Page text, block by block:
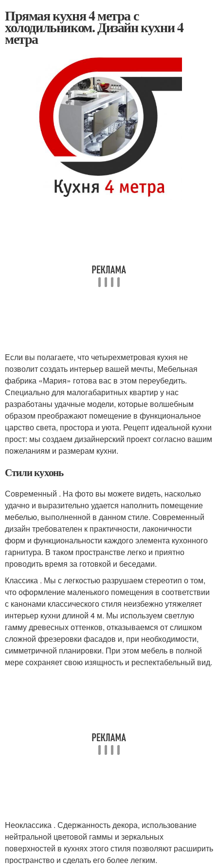
Прямая кухня 4 метра с
холодильником. Дизайн кухни 4
метра
Если вы полагаете, что четырехметровая кухня не
позволит создать интерьер вашей мечты, Мебельная
фабрика «Мария» готова вас в этом переубедить.
Специально для малогабаритных квартир у нас
разработаны удачные модели, которые волшебным
образом преображают помещение в функциональное
царство света, простора и уюта. Рецепт идеальной кухни
прост: мы создаем дизайнерский проект согласно вашим
пожеланиям и размерам кухни.
Стили кухонь
Современный . На фото вы можете видеть, насколько
удачно и выразительно удается наполнить помещение
мебелью, выполненной в данном стиле. Современный
дизайн требователен к практичности, лаконичности
форм и функциональности каждого элемента кухонного
гарнитура. В таком пространстве легко и приятно
проводить время за готовкой и беседами.
Классика . Мы с легкостью разрушаем стереотип о том,
что оформление маленького помещения в соответствии
с канонами классического стиля неизбежно утяжеляет
интерьер кухни длиной 4 м. Мы используем светлую
гамму древесных оттенков, отказываемся от слишком
сложной фрезеровки фасадов и, при необходимости,
симметричной планировки. При этом мебель в полной
мере сохраняет свою изящность и респектабельный вид.
Неоклассика . Сдержанность декора, использование
нейтральной цветовой гаммы и зеркальных
поверхностей в кухнях этого стиля позволяют расширить
пространство и сделать его более легким.